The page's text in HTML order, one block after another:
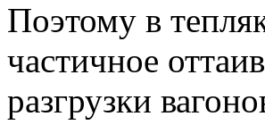
Поэтому в
частичное
разгрузки